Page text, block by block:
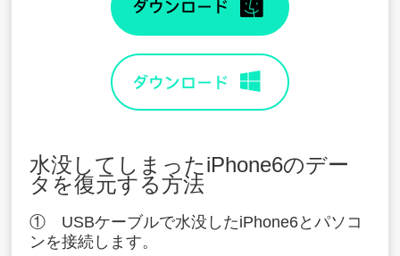
水没してしまったiPhone6のデー
タを復元する方法
① USBケーブルで水没したiPhone6とパソコ
ンを接続します。